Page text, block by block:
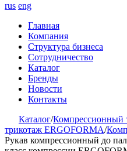
rus eng
Главная
Компания
Структура бизнеса
Сотрудничество
Каталог
Бренды
Новости
Контакты
Каталог/Компрессионный
трикотаж ERGOFORMA/
Рукав компрессионный до